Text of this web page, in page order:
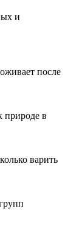
и
после
природе в
варить